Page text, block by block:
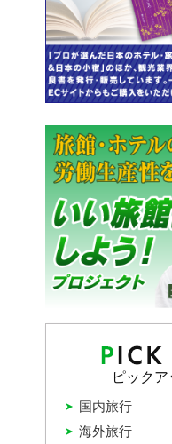
ピック
国内旅行
海外旅行